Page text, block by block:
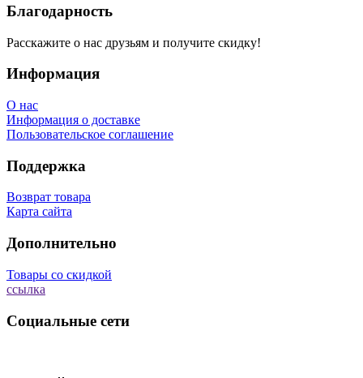
Благодарность
Расскажите о нас друзьям и получите скидку!
Информация
О нас
Информация о доставке
Пользовательское соглашение
Поддержка
Возврат товара
Карта сайта
Дополнительно
Товары со скидкой
ссылка
Социальные сети